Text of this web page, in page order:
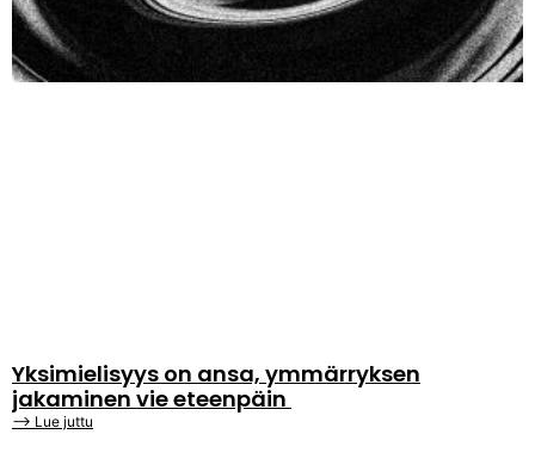
Yksimielisyys on ansa, ymmärryksen
jakaminen vie eteenpäin
⟶ Lue juttu